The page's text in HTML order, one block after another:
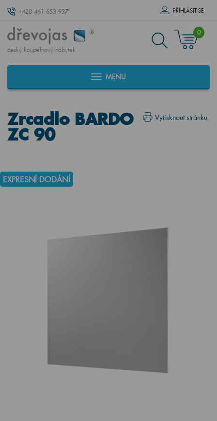
+420 461 653 937 PŘÍHLÁSIT SE
český koupelnový nábytek
0
MENU
Vytisknout stránku
Zrcadlo BARDO
ZC 90
EXPRESNÍ DODÁNÍ